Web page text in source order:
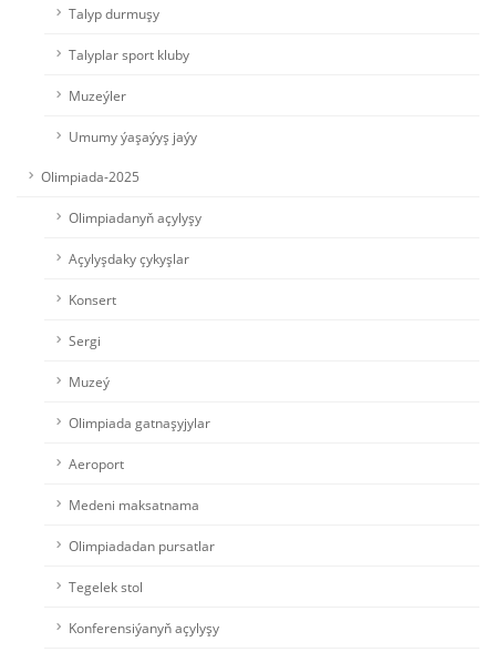
Talyp durmuşy
Talyplar sport kluby
Muzeýler
Umumy ýaşaýyş jaýy
Olimpiada-2025
Olimpiadanyň açylyşy
Açylyşdaky çykyşlar
Konsert
Sergi
Muzeý
Olimpiada gatnaşyjylar
Aeroport
Medeni maksatnama
Olimpiadadan pursatlar
Tegelek stol
Konferensiýanyň açylyşy